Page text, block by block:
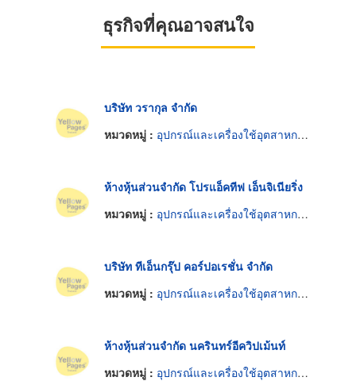
ธุรกิจที่คุณอาจสนใจ
บริษัท วรากุล จำกัด
หมวดหมู่ : อุปกรณ์และเครื่องใช้อุตสาหกรรม
ห้างหุ้นส่วนจำกัด โปรแอ็คทีฟ เอ็นจิเนียริ่ง
หมวดหมู่ : อุปกรณ์และเครื่องใช้อุตสาหกรรม
บริษัท ทีเอ็นกรุ๊ป คอร์ปอเรชั่น จำกัด
หมวดหมู่ : อุปกรณ์และเครื่องใช้อุตสาหกรรม
ห้างหุ้นส่วนจำกัด นครินทร์อีควิปเม้นท์
หมวดหมู่ : อุปกรณ์และเครื่องใช้อุตสาหกรรม